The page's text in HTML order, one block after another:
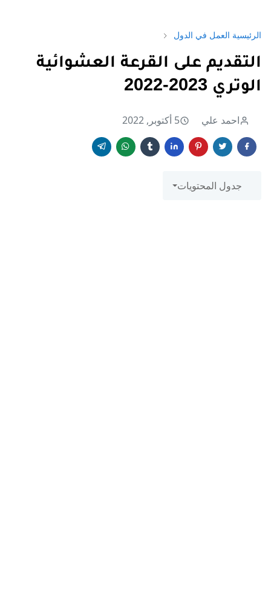
الرئيسية العمل في الدول
التقديم على القرعة العشوائية
الوتري 2023-2022
احمد علي 5 أكتوبر, 2022
جدول المحتويات